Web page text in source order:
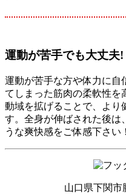
運動が苦手でも大丈夫!
運動が苦手な方や体力に自
てしまった筋肉の柔軟性を
動域を拡げることで、より
す。全身が伸ばされた後は
うな爽快感をご体
山口県下関市